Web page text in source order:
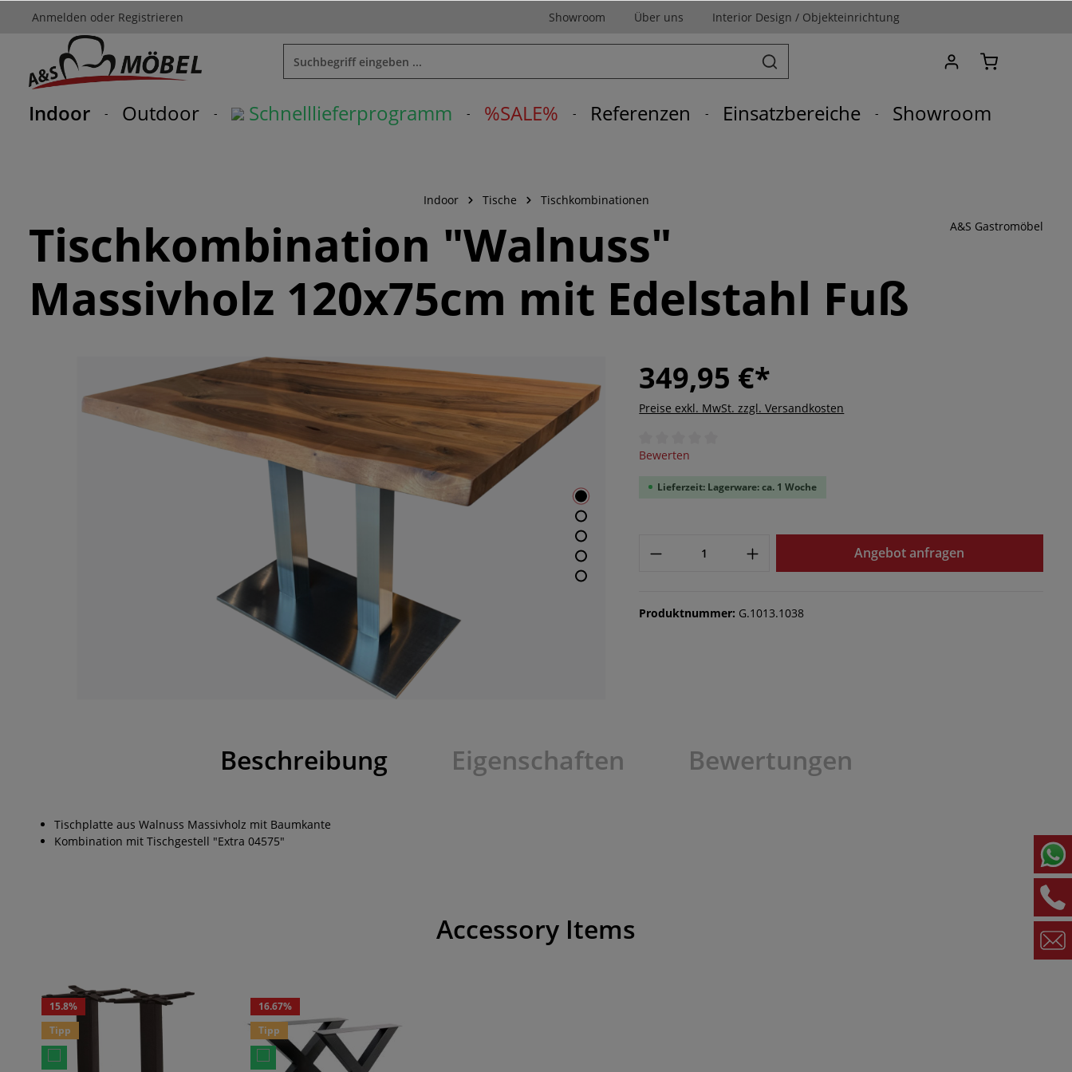
Zur Hauptnavigation springen
Anmelden oder Registrieren Showroom Über uns Interior Design / Objekteinrichtung
Indoor Outdoor Schnelllieferprogramm %SALE% Referenzen Einsatzbereiche Showroom
Indoor Tische Tischkombinationen
Tischkombination "Walnuss"
Massivholz 120x75cm mit Edelstahl Fuß
A&S Gastromöbel
349,95 €*
Preise exkl. MwSt. zzgl. Versandkosten
Durchschnittliche Bewertung von 0 von 5 Sternen
Bewerten
Lieferzeit: Lagerware: ca. 1 Woche
Angebot anfragen
Produktnummer: G.1013.1038
Beschreibung Eigenschaften Bewertungen
Tischplatte aus Walnuss Massivholz mit Baumkante
Kombination mit Tischgestell "Extra 04575"
Accessory Items
Produktgalerie überspringen
15.8%
Tipp
16.67%
Tipp